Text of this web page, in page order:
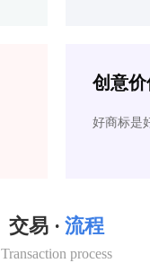
创意价
好商标是
交易 · 流程
Transaction process